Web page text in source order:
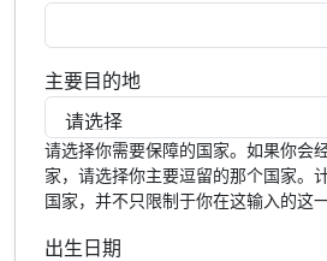
主要目的地
请选择你需要保障的国家。如果你会
家，请选择你主要逗留的那个国家。
国家，并不只限制于你在这输入的这
出生日期